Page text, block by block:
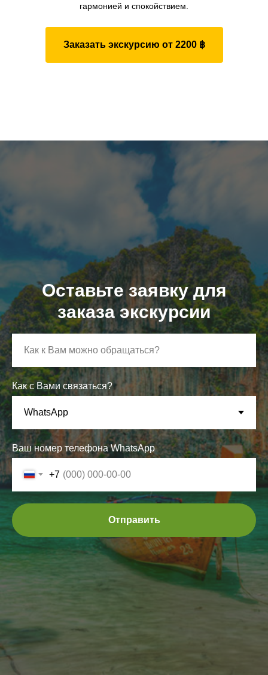
гармонией и спокойствием.
Заказать экскурсию от 2200 ฿
Оставьте заявку для
заказа экскурсии
Как с Вами связаться?
Ваш номер телефона WhatsApp
+7
Отправить